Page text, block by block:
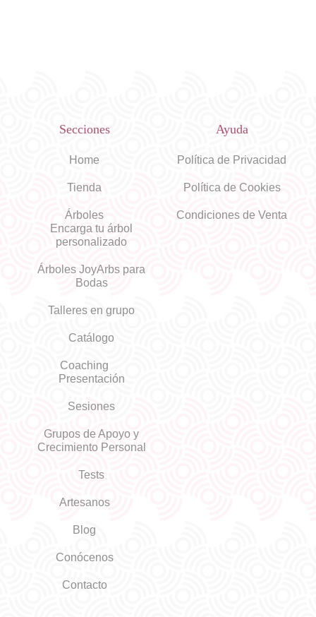
Secciones
Home
Tienda
Árboles
Encarga tu árbol
personalizado
Árboles JoyArbs para
Bodas
Talleres en grupo
Catálogo
Coaching
Presentación
Sesiones
Grupos de Apoyo y
Crecimiento Personal
Tests
Artesanos
Blog
Conócenos
Contacto
Ayuda
Política de Privacidad
Política de Cookies
Condiciones de Venta